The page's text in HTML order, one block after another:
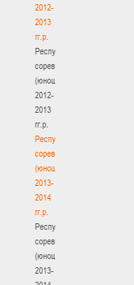
2012-
2013
гг.р.
Республиканские
соревнования
(юноши)
2012-
2013
гг.р.
Республиканские
соревнования
(юноши)
2013-
2014
гг.р.
Республиканские
соревнования
(юноши)
2013-